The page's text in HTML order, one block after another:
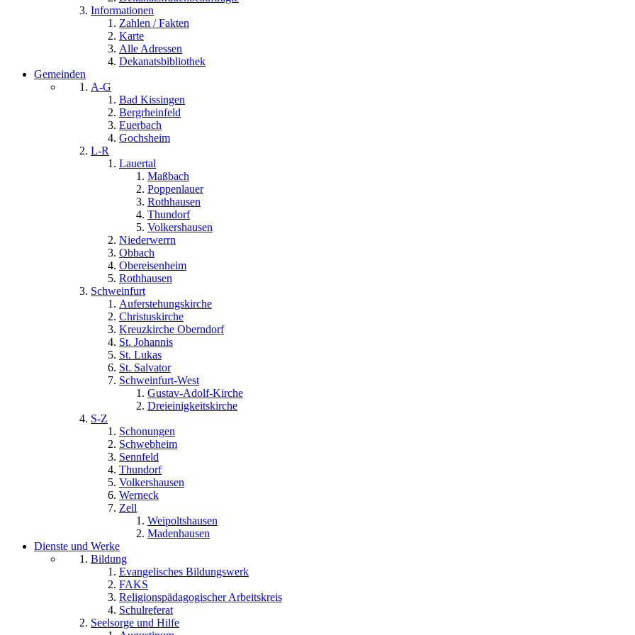
Informationen
Zahlen / Fakten
Karte
Alle Adressen
Dekanatsbibliothek
Gemeinden
A-G
Bad Kissingen
Bergrheinfeld
Euerbach
Gochsheim
L-R
Lauertal
Maßbach
Poppenlauer
Rothhausen
Thundorf
Volkershausen
Niederwerrn
Obbach
Obereisenheim
Rothhausen
Schweinfurt
Auferstehungskirche
Christuskirche
Kreuzkirche Oberndorf
St. Johannis
St. Lukas
St. Salvator
Schweinfurt-West
Gustav-Adolf-Kirche
Dreieinigkeitskirche
S-Z
Schonungen
Schwebheim
Sennfeld
Thundorf
Volkershausen
Werneck
Zell
Weipoltshausen
Madenhausen
Dienste und Werke
Bildung
Evangelisches Bildungswerk
FAKS
Religionspädagogischer Arbeitskreis
Schulreferat
Seelsorge und Hilfe